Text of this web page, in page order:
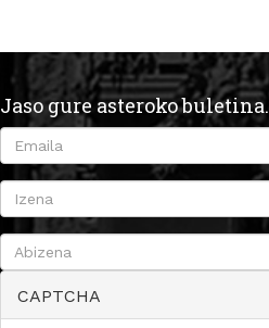
Jaso gure asteroko buletina.
CAPTCHA